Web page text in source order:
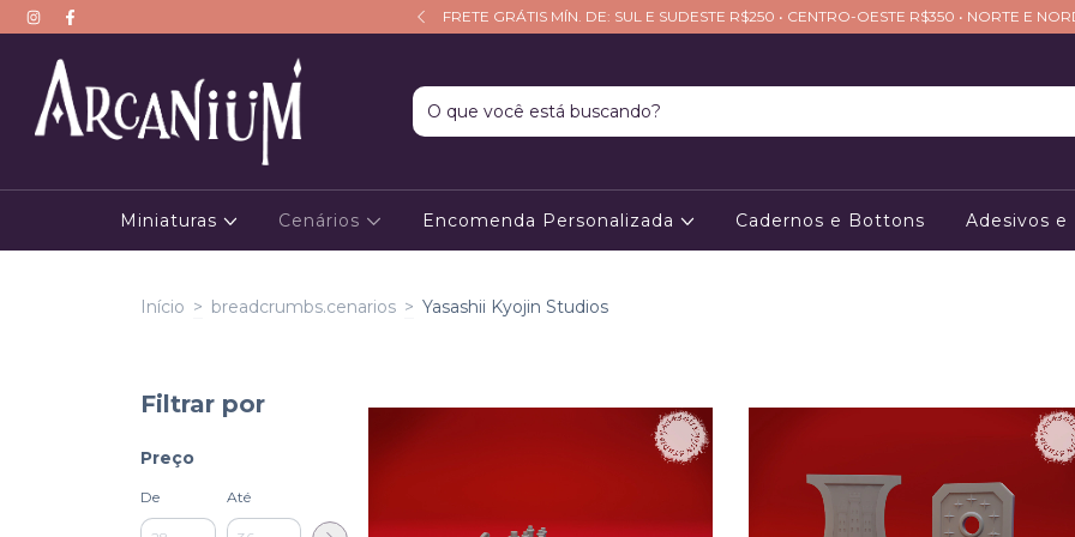
PRIMEIRAAVENTURA10 FRETE GRÁTIS MÍN. DE: SUL E SUDESTE R$250 • CENTRO-OESTE R$350 • NORTE E
Miniaturas Cenários Encomenda Personalizada Cadernos e Bottons Adesivos e
Início > breadcrumbs.cenarios > Yasashii Kyojin Studios
Filtrar por
Preço
De Até